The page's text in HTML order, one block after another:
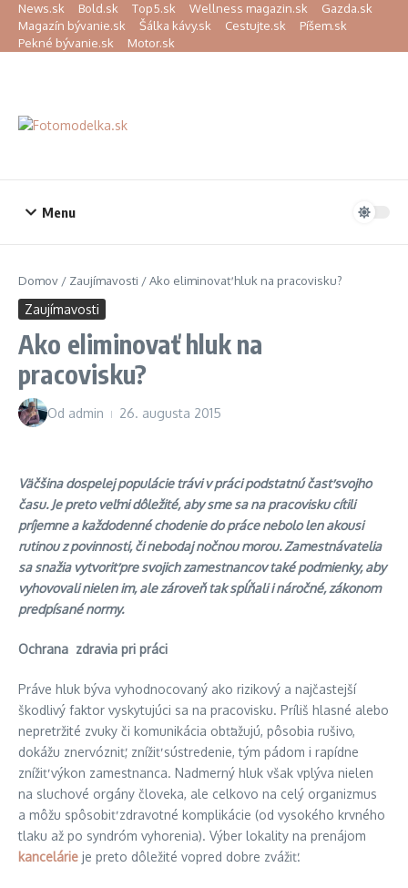
Preskočiť na obsah
News.sk Bold.sk Top5.sk Wellness magazin.sk
Gazda.sk
Magazín bývanie.sk
Šálka kávy.sk Cestujte.sk
Píšem.sk
Pekné bývanie.sk
Motor.sk
Menu
Domov / Zaujímavosti /Ako eliminovať hluk na pracovisku?
Zaujímavosti
Ako eliminovať hluk na
pracovisku?
Od admin 26. augusta 2015
Väčšina dospelej populácie trávi v práci podstatnú časť svojho
času. Je preto veľmi dôležité, aby sme sa na pracovisku cítili
príjemne a každodenné chodenie do práce nebolo len akousi
rutinou z povinnosti, či nebodaj nočnou morou. Zamestnávatelia
sa snažia vytvoriť pre svojich zamestnancov také podmienky, aby
vyhovovali nielen im, ale zároveň tak spĺňali i náročné, zákonom
predpísané normy.
Ochrana zdravia pri práci
Práve hluk býva vyhodnocovaný ako rizikový a najčastejší
škodlivý faktor vyskytujúci sa na pracovisku. Príliš hlasné alebo
nepretržité zvuky či komunikácia obťažujú, pôsobia rušivo,
dokážu znervózniť, znížiť sústredenie, tým pádom i rapídne
znížiť výkon zamestnanca. Nadmerný hluk však vplýva nielen
na sluchové orgány človeka, ale celkovo na celý organizmus
a môžu spôsobiť zdravotné komplikácie (od vysokého krvného
tlaku až po syndróm vyhorenia). Výber lokality na prenájom
kancelárie je preto dôležité vopred dobre zvážiť.